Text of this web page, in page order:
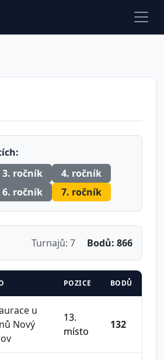
3. ročník
4. ročník
6. ročník 7. ročník
Turnajů: 7 Bodů: 866
POZICE BODŮ
u
Nový
13.
místo
132